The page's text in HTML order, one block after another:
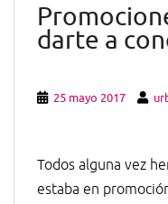
darte a
25 mayo 2017
Todos alguna vez
estaba en